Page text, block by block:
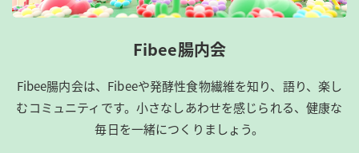
Fibee腸内会
Fibee腸内会は、​Fibeeや発酵性食物繊維を知り、語り、楽し
むコミュニティです。​小さなしあわせを感じられる、健康な
毎日を一緒につくりましょう。